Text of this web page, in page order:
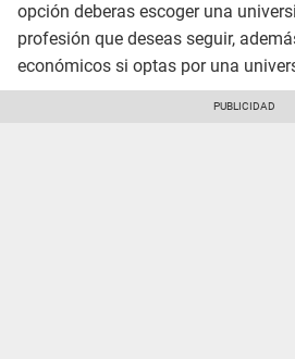
opción deberas escoger una
profesión que deseas seguir,
económicos si optas por una